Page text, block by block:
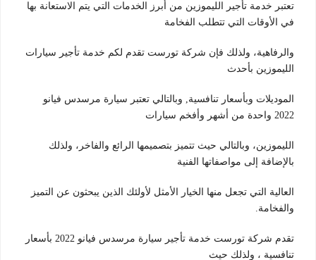
تعتبر خدمة تأجير الليموزين من أبرز الخدمات التي يتم الاستعانة بها
في الأوقات التي تتطلب الفخامة
والرفاهية، ولذلك فإن شركة تورست تقدم لكم خدمة تأجير سيارات
الليموزين بأحدث
الموديلات وبأسعار تنافسية, وبالتالي تعتبر سيارة مرسدس فيانو
2022 واحدة من أشهر وأفخم سيارات
الليموزين، وبالتالي حيث تتميز بتصميمها الرائع والفاخر، ولذلك
بالإضافة إلى مواصفاتها الفنية
العالية التي تجعل منها الخيار الأمثل لأولئك الذين يبحثون عن التميز
والفخامة.
تقدم شركة تورست خدمة تأجير سيارة مرسدس فيانو 2022 بأسعار
تنافسية ، ولذلك حيث